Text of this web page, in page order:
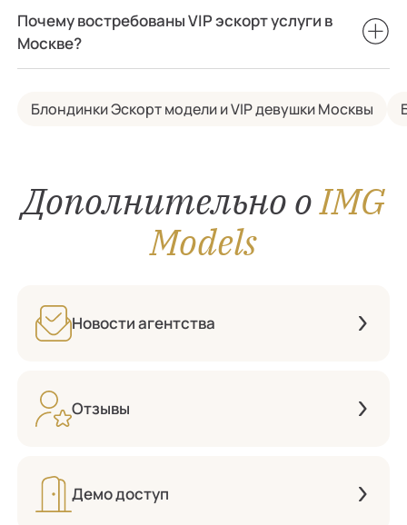
Почему востребованы VIP эскорт услуги в
Москве?
Блондинки Эскорт модели и VIP девушки Москвы
Дополнительно оIMG
Models
Новости агентства
Отзывы
Демо доступ